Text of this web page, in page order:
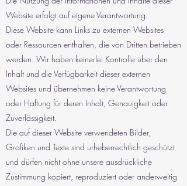
Website erfolgt auf eigene Verantwortung.
Diese Website kann Links zu externen Websites
oder Ressourcen enthalten, die von Dritten betrieben
werden. Wir haben keinerlei Kontrolle über den
Inhalt und die Verfügbarkeit dieser externen
Websites und übernehmen keine Verantwortung
oder Haftung für deren Inhalt, Genauigkeit oder
Zuverlässigkeit.
Die auf dieser Website verwendeten Bilder,
Grafiken und Texte sind urheberrechtlich geschützt
und dürfen nicht ohne unsere ausdrückliche
Zustimmung kopiert, reproduziert oder anderweitig